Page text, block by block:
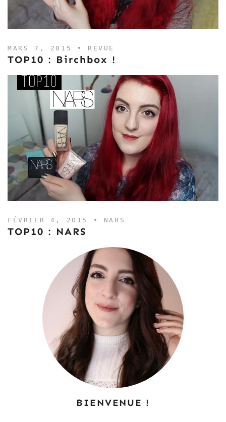
MARS 7, 2015 • REVUE
TOP10 : Birchbox !
FÉVRIER 4, 2015 • NARS
TOP10 : NARS
BIENVENUE !